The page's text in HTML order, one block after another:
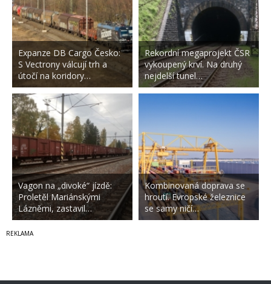
Expanze DB Cargo Česko:
S Vectrony válcují trh a
útočí na koridory…
Vagon na „divoké“ jízdě:
Proletěl Mariánskými
Lázněmi, zastavil…
Rekordní megaprojekt ČSR
vykoupený krví. Na druhý
nejdelší tunel…
Kombinovaná doprava se
hroutí. Evropské železnice
se samy ničí…